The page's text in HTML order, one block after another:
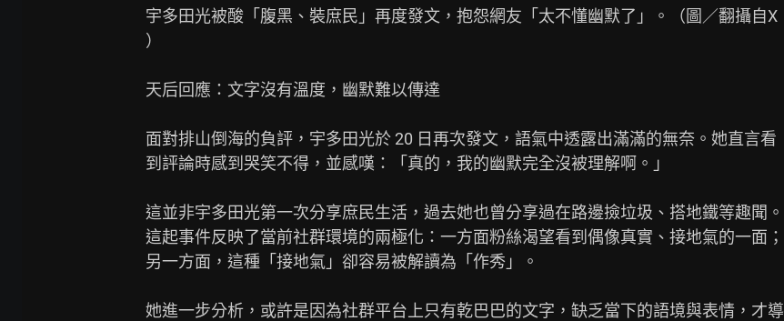
宇多田光被酸「腹黑、裝庶民」再度發文，抱怨網友「太不懂幽默了」。（圖／翻攝自X
）
天后回應：文字沒有溫度，幽默難以傳達
面對排山倒海的負評，宇多田光於 20 日再次發文，語氣中透露出滿滿的無奈。她直言看
到評論時感到哭笑不得，並感嘆：「真的，我的幽默完全沒被理解啊。」
這並非宇多田光第一次分享庶民生活，過去她也曾分享過在路邊撿垃圾、搭地鐵等趣聞。
這起事件反映了當前社群環境的兩極化：一方面粉絲渴望看到偶像真實、接地氣的一面；
另一方面，這種「接地氣」卻容易被解讀為「作秀」。
她進一步分析，或許是因為社群平台上只有乾巴巴的文字，缺乏當下的語境與表情，才導